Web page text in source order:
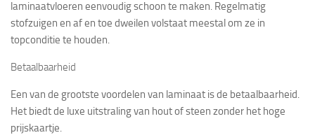
laminaatvloeren eenvoudig schoon te maken. Regelmatig
stofzuigen en af en toe dweilen volstaat meestal om ze in
topconditie te houden.
Betaalbaarheid
Een van de grootste voordelen van laminaat is de betaalbaarheid.
Het biedt de luxe uitstraling van hout of steen zonder het hoge
prijskaartje.